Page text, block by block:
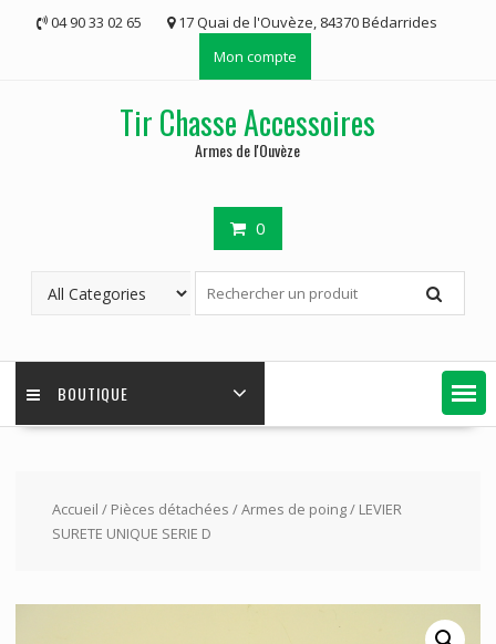
04 90 33 02 65
17 Quai de l'Ouvèze, 84370 Bédarrides
Mon compte
Tir Chasse Accessoires
Armes de l'Ouvèze
0
BOUTIQUE
Accueil / Pièces détachées /Armes de poing/ LEVIER
SURETE UNIQUE SERIE D